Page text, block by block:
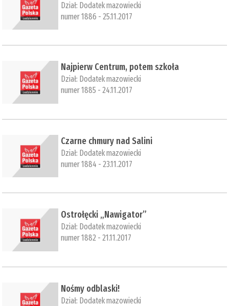
Dział: Dodatek mazowiecki
numer 1886 - 25.11.2017
​Najpierw Centrum, potem szkoła
Dział: Dodatek mazowiecki
numer 1885 - 24.11.2017
​Czarne chmury nad Salini
Dział: Dodatek mazowiecki
numer 1884 - 23.11.2017
​Ostrołęcki „Nawigator”
Dział: Dodatek mazowiecki
numer 1882 - 21.11.2017
​Nośmy odblaski!
Dział: Dodatek mazowiecki